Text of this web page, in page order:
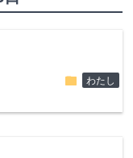
folder わたし